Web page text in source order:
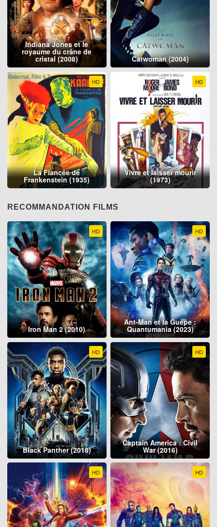
Indiana Jones et le
royaume du crâne de
cristal (2008) Catwoman (2004)
HD
La Fiancée de
Frankenstein (1935)
HD
Vivre et laisser mourir
(1973)
RECOMMANDATION FILMS
HD
Iron Man 2 (2010)
HD
Ant-Man et la Guêpe :
Quantumania (2023)
HD
Black Panther (2018)
HD
Captain America : Civil
War (2016)
HD HD